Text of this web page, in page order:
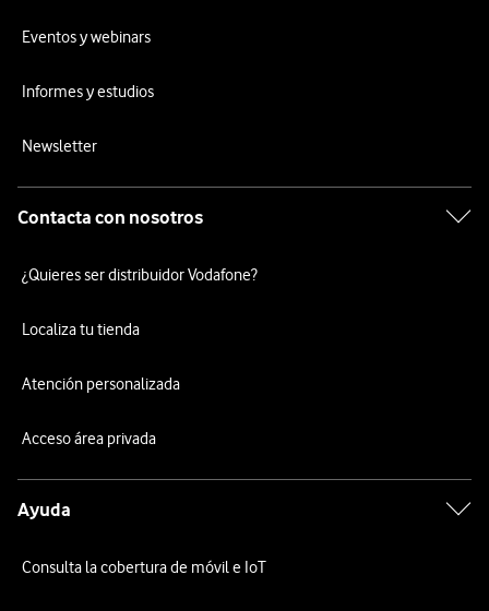
Eventos y webinars
Informes y estudios
Newsletter
Contacta con nosotros
¿Quieres ser distribuidor Vodafone?
Localiza tu tienda
Atención personalizada
Acceso área privada
Ayuda
Consulta la cobertura de móvil e IoT